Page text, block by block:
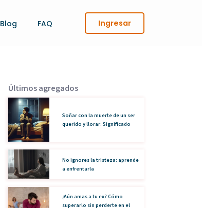
Blog FAQ Ingresar
Últimos agregados
Soñar con la muerte de un ser
querido y llorar: Significado
No ignores la tristeza: aprende
a enfrentarla
¿Aún amas a tu ex? Cómo
superarlo sin perderte en el